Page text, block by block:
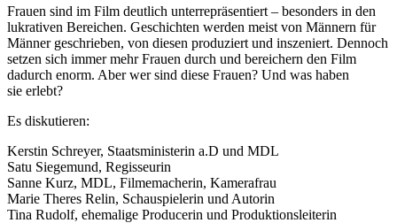
Frauen sind im Film deutlich unterrepräsentiert – besonders in den
lukrativen Bereichen. Geschichten werden meist von Männern für
Männer geschrieben, von diesen produziert und inszeniert. Dennoch
setzen sich immer mehr Frauen durch und bereichern den Film
dadurch enorm. Aber wer sind diese Frauen? Und was haben
sie erlebt?
Es diskutieren:
Kerstin Schreyer, Staatsministerin a.D und MDL
Satu Siegemund, Regisseurin
Sanne Kurz, MDL, Filmemacherin, Kamerafrau
Marie Theres Relin, Schauspielerin und Autorin
Tina Rudolf, ehemalige Producerin und Produktionsleiterin